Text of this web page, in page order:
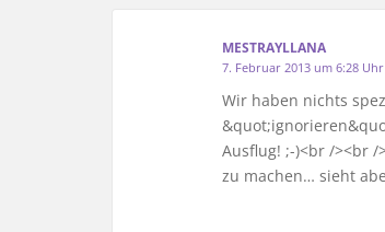
MESTRAYLLANA
7. Februar 2013 um 6:28 Uhr
Wir haben nichts
Ausflug! ;-)<br /><br
zu machen… sieht